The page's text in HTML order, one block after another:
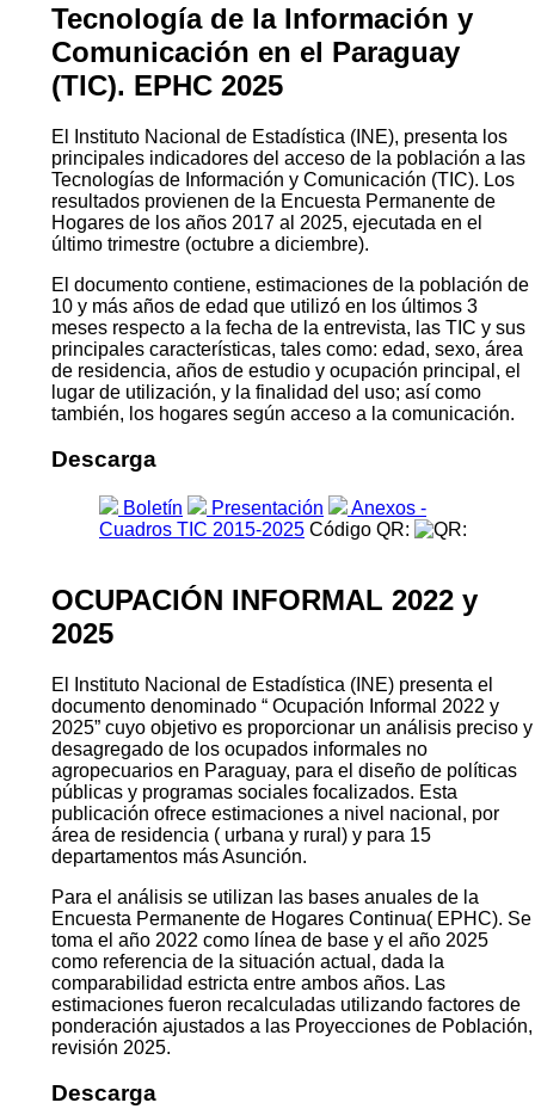
Tecnología de la Información y
Comunicación en el Paraguay
(TIC). EPHC 2025
El Instituto Nacional de Estadística (INE), presenta los
principales indicadores del acceso de la población a las
Tecnologías de Información y Comunicación (TIC). Los
resultados provienen de la Encuesta Permanente de
Hogares de los años 2017 al 2025, ejecutada en el
último trimestre (octubre a diciembre).
El documento contiene, estimaciones de la población de
10 y más años de edad que utilizó en los últimos 3
meses respecto a la fecha de la entrevista, las TIC y sus
principales características, tales como: edad, sexo, área
de residencia, años de estudio y ocupación principal, el
lugar de utilización, y la finalidad del uso; así como
también, los hogares según acceso a la comunicación.
Descarga
Boletín Presentación
Anexos -
Cuadros TIC 2015-2025 Código QR:
OCUPACIÓN INFORMAL 2022 y
2025
El Instituto Nacional de Estadística (INE) presenta el
documento denominado “ Ocupación Informal 2022 y
2025” cuyo objetivo es proporcionar un análisis preciso y
desagregado de los ocupados informales no
agropecuarios en Paraguay, para el diseño de políticas
públicas y programas sociales focalizados. Esta
publicación ofrece estimaciones a nivel nacional, por
área de residencia ( urbana y rural) y para 15
departamentos más Asunción.
Para el análisis se utilizan las bases anuales de la
Encuesta Permanente de Hogares Continua( EPHC). Se
toma el año 2022 como línea de base y el año 2025
como referencia de la situación actual, dada la
comparabilidad estricta entre ambos años. Las
estimaciones fueron recalculadas utilizando factores de
ponderación ajustados a las Proyecciones de Población,
revisión 2025.
Descarga